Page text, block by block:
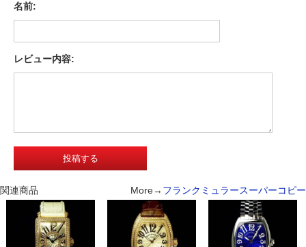
名前:
レビュー内容:
関連商品 More→ フランクミュラースーパーコピー